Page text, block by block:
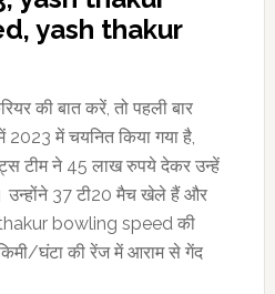
yash thakur
की बात करें, तो पहली बार
2023 में चयनित किया गया है,
टीम ने 45 लाख रुपये देकर उन्हें
उन्होंने 37 टी20 मैच खेले हैं और
bowling speed की
घंटा की रेंज में आराम से गेंद